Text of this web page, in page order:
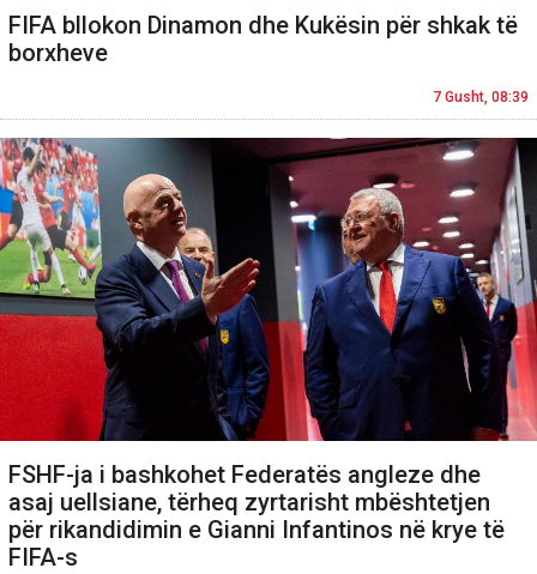
FIFA bllokon Dinamon dhe Kukësin për shkak të
borxheve
7 Gusht, 08:39
FSHF-ja i bashkohet Federatës angleze dhe
asaj uellsiane, tërheq zyrtarisht mbështetjen
për rikandidimin e Gianni Infantinos në krye të
FIFA-s